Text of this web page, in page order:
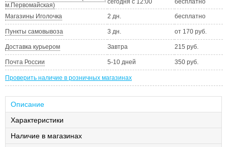
м.Первомайская)
сегодня с 12:00 бесплатно
Магазины Иголочка 2 дн. бесплатно
Пункты самовывоза 3 дн. от 170 руб.
Доставка курьером Завтра 215 руб.
Почта России 5-10 дней 350 руб.
Проверить наличие в розничных магазинах
Описание
Характеристики
Наличие в магазинах